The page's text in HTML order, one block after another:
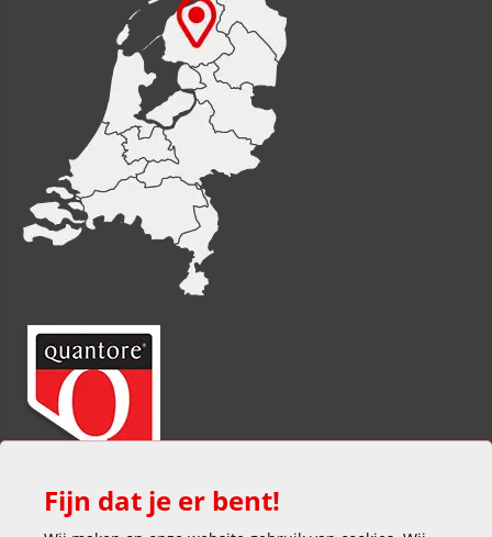
Fijn dat je er bent!